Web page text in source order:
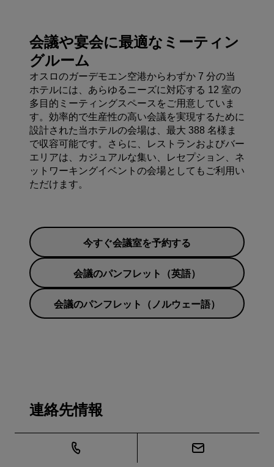
会議や宴会に最適なミーティン
グルーム
オスロのガーデモエン空港からわずか 7 分の当
ホテルには、あらゆるニーズに対応する 12 室の
多目的ミーティングスペースをご用意していま
す。効率的で生産性の高い会議を実現するために
設計された当ホテルの会場は、最大 388 名様ま
で収容可能です。さらに、レストランおよびバー
エリアは、カジュアルな集い、レセプション、ネ
ットワーキングイベントの会場としてもご利用い
ただけます。
今すぐ会議室を予約する
会議のパンフレット（英語）
会議のパンフレット（ノルウェー語）
連絡先情報